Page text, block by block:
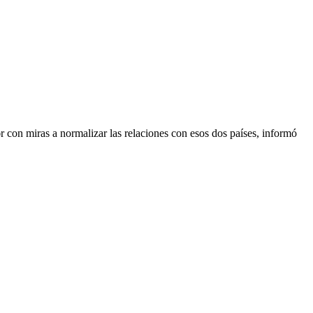
miras a normalizar las relaciones con esos dos países, informó